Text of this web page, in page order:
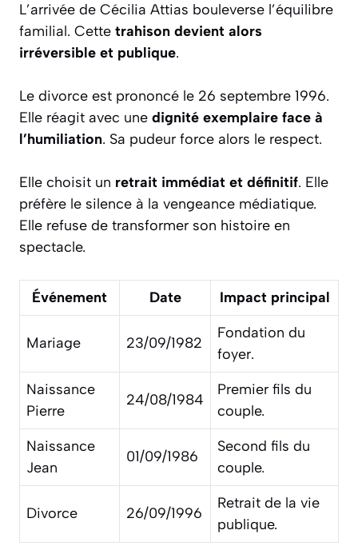
L’arrivée de Cécilia Attias bouleverse l’équilibre
familial. Cette trahison devient alors
irréversible et publique.
Le divorce est prononcé le 26 septembre 1996.
Elle réagit avec une dignité exemplaire face à
l’humiliation. Sa pudeur force alors le respect.
Elle choisit un retrait immédiat et définitif. Elle
préfère le silence à la vengeance médiatique.
Elle refuse de transformer son histoire en
spectacle.
Événement Date Impact principal
Mariage 23/09/1982
Fondation du
foyer.
Naissance
Pierre
24/08/1984
Premier fils du
couple.
Naissance
Jean
01/09/1986
Second fils du
couple.
Divorce 26/09/1996
Retrait de la vie
publique.